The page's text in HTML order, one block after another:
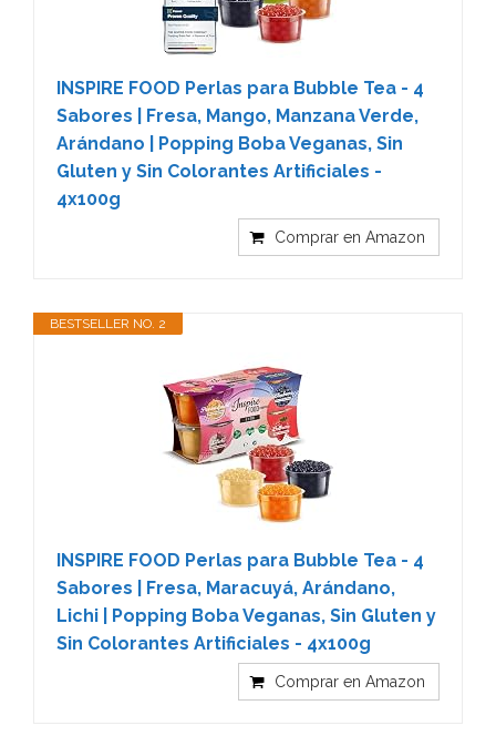
INSPIRE FOOD Perlas para Bubble Tea - 4
Sabores | Fresa, Mango, Manzana Verde,
Arándano | Popping Boba Veganas, Sin
Gluten y Sin Colorantes Artificiales -
4x100g
Comprar en Amazon
BESTSELLER NO. 2
INSPIRE FOOD Perlas para Bubble Tea - 4
Sabores | Fresa, Maracuyá, Arándano,
Lichi | Popping Boba Veganas, Sin Gluten y
Sin Colorantes Artificiales - 4x100g
Comprar en Amazon